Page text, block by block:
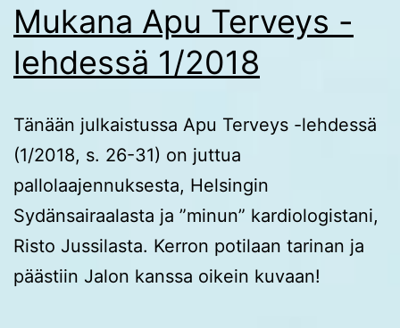
Mukana Apu Terveys -
lehdessä 1/2018
Tänään julkaistussa Apu Terveys -lehdessä
(1/2018, s. 26-31) on juttua
pallolaajennuksesta, Helsingin
Sydänsairaalasta ja ”minun” kardiologistani,
Risto Jussilasta. Kerron potilaan tarinan ja
päästiin Jalon kanssa oikein kuvaan!